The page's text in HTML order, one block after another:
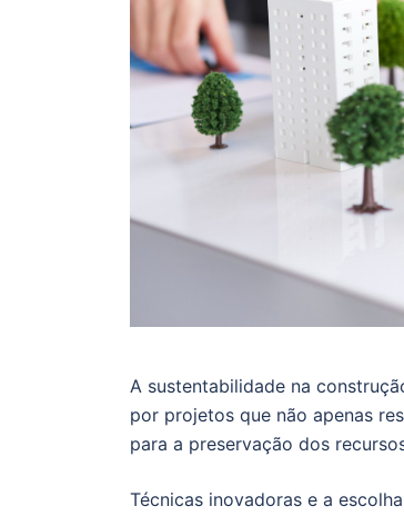
A sustentabilidade na
por projetos que não apenas
para a preservação dos
Técnicas inovadoras e a